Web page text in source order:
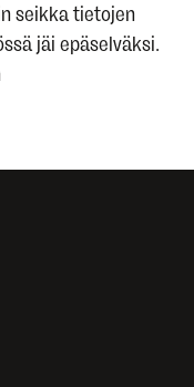
seikka tietojen
jäi epäselväksi.